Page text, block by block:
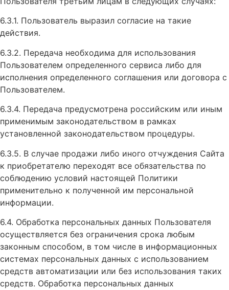
6.3.1. Пользователь выразил согласие на такие
действия.
6.3.2. Передача необходима для использования
Пользователем определенного сервиса либо для
исполнения определенного соглашения или договора с
Пользователем.
6.3.4. Передача предусмотрена российским или иным
применимым законодательством в рамках
установленной законодательством процедуры.
6.3.5. В случае продажи либо иного отчуждения Сайта
к приобретателю переходят все обязательства по
соблюдению условий настоящей Политики
применительно к полученной им персональной
информации.
6.4. Обработка персональных данных Пользователя
осуществляется без ограничения срока любым
законным способом, в том числе в информационных
системах персональных данных с использованием
средств автоматизации или без использования таких
средств. Обработка персональных данных